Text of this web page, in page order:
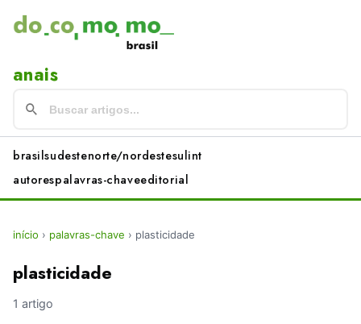
anais
brasilsudestenorte/nordestesulint
autorespalavras-chaveeditorial
início › palavras-chave › plasticidade
plasticidade
1 artigo